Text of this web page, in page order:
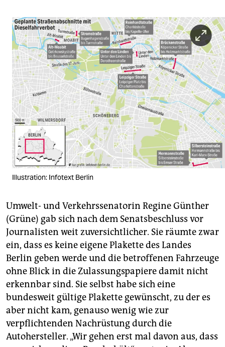
Illustration: Infotext Berlin
Umwelt- und Verkehrssenatorin Regine Günther
(Grüne) gab sich nach dem Senatsbeschluss vor
Journalisten weit zuversichtlicher. Sie räumte zwar
ein, dass es keine eigene Plakette des Landes
Berlin geben werde und die betroffenen Fahrzeuge
ohne Blick in die Zulassungspapiere damit nicht
erkennbar sind. Sie selbst habe sich eine
bundesweit gültige Plakette gewünscht, zu der es
aber nicht kam, genauso wenig wie zur
verpflichtenden Nachrüstung durch die
Autohersteller. „Wir gehen erst mal davon aus, dass